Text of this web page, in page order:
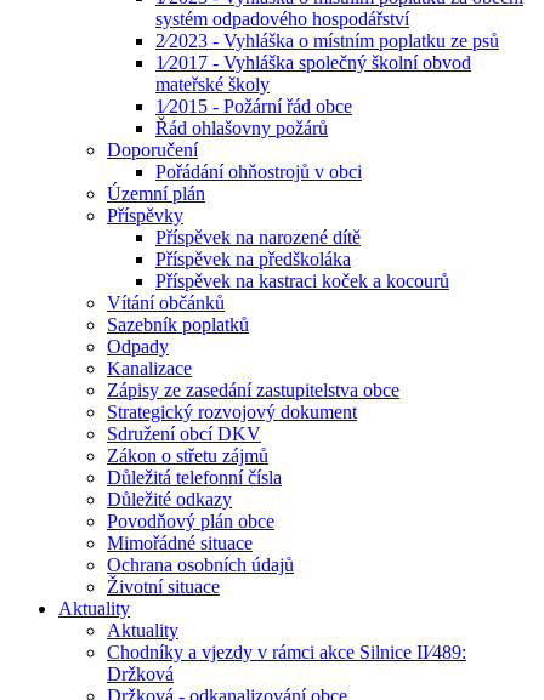
systém odpadového hospodářství
2⁄2023 - Vyhláška o místním poplatku ze psů
1⁄2017 - Vyhláška společný školní obvod
mateřské školy
1⁄2015 - Požární řád obce
Řád ohlašovny požárů
Doporučení
Pořádání ohňostrojů v obci
Územní plán
Příspěvky
Příspěvek na narozené dítě
Příspěvek na předškoláka
Příspěvek na kastraci koček a kocourů
Vítání občánků
Sazebník poplatků
Odpady
Kanalizace
Zápisy ze zasedání zastupitelstva obce
Strategický rozvojový dokument
Sdružení obcí DKV
Zákon o střetu zájmů
Důležitá telefonní čísla
Důležité odkazy
Povodňový plán obce
Mimořádné situace
Ochrana osobních údajů
Životní situace
Aktuality
Aktuality
Chodníky a vjezdy v rámci akce Silnice II⁄489:
Držková
Držková - odkanalizování obce